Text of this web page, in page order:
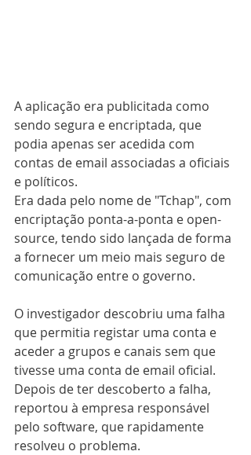
A aplicação era publicitada como
sendo segura e encriptada, que
podia apenas ser acedida com
contas de email associadas a oficiais
e políticos.
Era dada pelo nome de "Tchap", com
encriptação ponta-a-ponta e open-
source, tendo sido lançada de forma
a fornecer um meio mais seguro de
comunicação entre o governo.
O investigador descobriu uma falha
que permitia registar uma conta e
aceder a grupos e canais sem que
tivesse uma conta de email oficial.
Depois de ter descoberto a falha,
reportou à empresa responsável
pelo software, que rapidamente
resolveu o problema.